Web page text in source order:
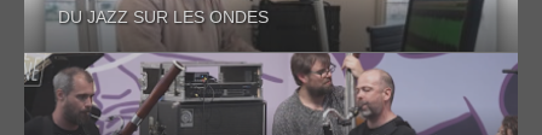
DU JAZZ SUR LES ONDES